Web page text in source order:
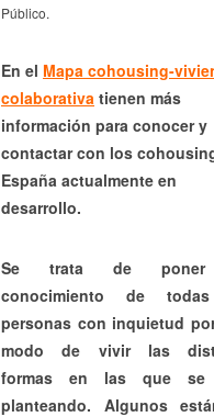
Público.
En el Mapa cohousing-
colaborativa tienen más
información para conocer y
contactar con los
España actualmente en
desarrollo.
Se trata de
conocimiento de
personas con inquietud
modo de vivir las
formas en las que se
planteando. Algunos